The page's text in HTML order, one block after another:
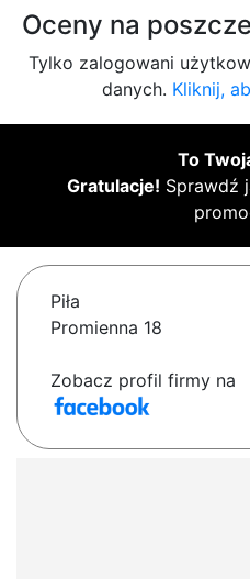
Oceny na
Tylko zalogowani
danych. Kliknij,
To
Gratulacje! Sprawdź
Piła
Promienna 18
Zobacz profil firmy na